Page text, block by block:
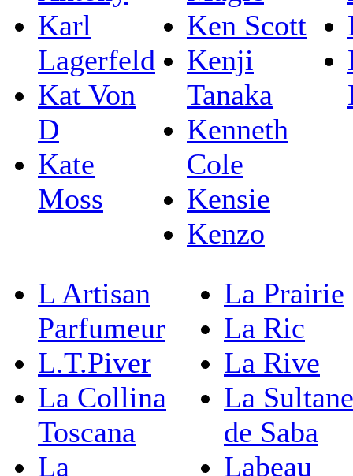
Karl
Lagerfeld
Kat Von
D
Kate
Moss
Ken Scott
Kenji
Tanaka
Kenneth
Cole
Kensie
Kenzo
L Artisan
Parfumeur
L.T.Piver
La Collina
Toscana
La
La Prairie
La Ric
La Rive
La Sultane
de Saba
Labeau